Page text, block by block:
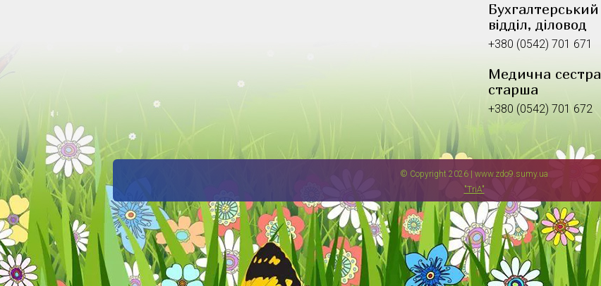
Бухгалтерський
відділ, діловод
+380 (0542) 701 671
Медична сестра
старша
+380 (0542) 701 672
© Copyright 2026 | www.zdo9.sumy.ua
"TriA"